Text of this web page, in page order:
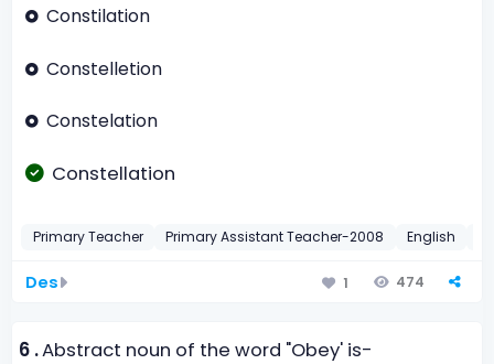
Constilation
Constelletion
Constelation
Constellation
Primary Teacher Primary Assistant Teacher-2008 English
Des 1 474
6 .Abstract noun of the word "Obey' is-